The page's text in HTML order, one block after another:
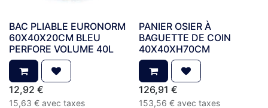
BAC PLIABLE EURONORM
60X40X20CM BLEU
PERFORE VOLUME 40L
12,92 €
15,63 € avec taxes
PANIER OSIER À
BAGUETTE DE COIN
40X40XH70CM
126,91 €
153,56 € avec taxes